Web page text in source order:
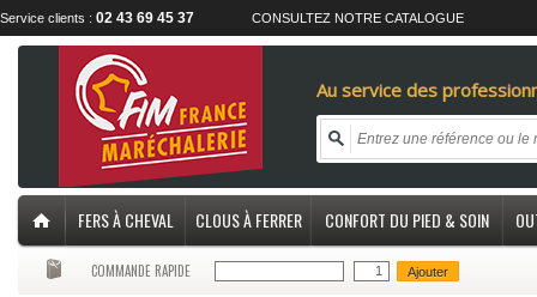
Service clients : 02 43 69 45 37 CONSULTEZ NOTRE CATALOGUE
Au service des
FERS À CHEVAL CLOUS À FERRER CONFORT DU PIED & SOIN
COMMANDE RAPIDE Ajouter